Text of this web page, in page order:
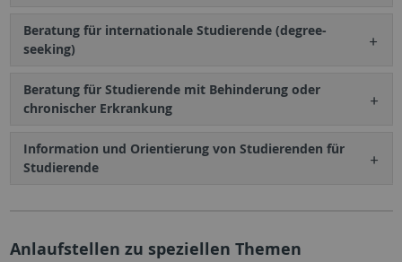
Beratung für internationale Studierende (degree-
seeking)
Beratung für Studierende mit Behinderung oder
chronischer Erkrankung
Information und Orientierung von Studierenden für
Studierende
Anlaufstellen zu speziellen Themen